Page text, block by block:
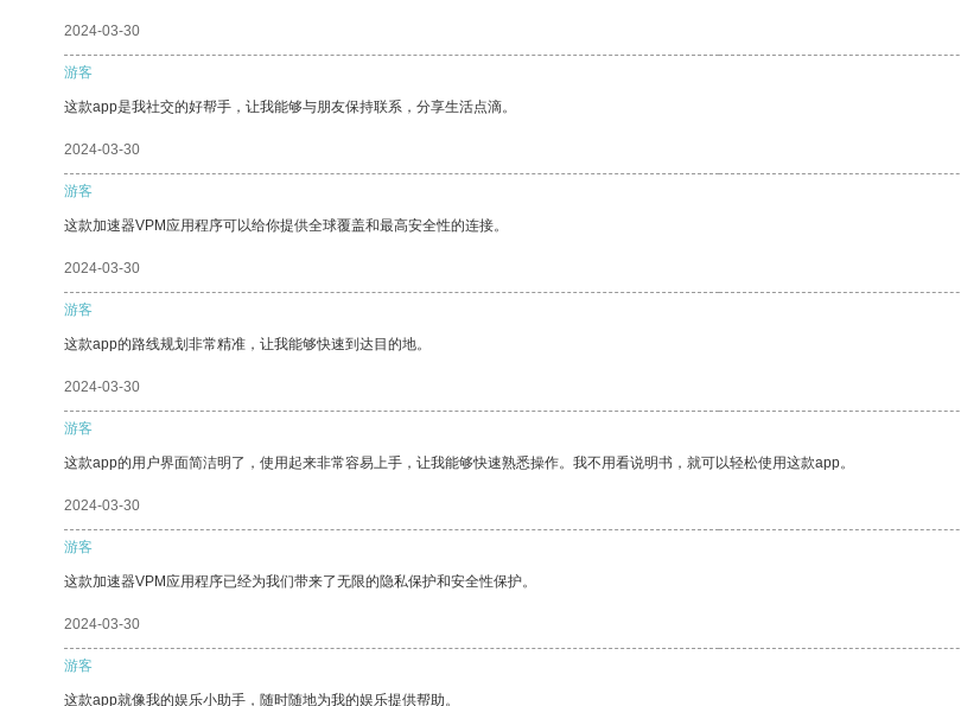
2024-03-30
游客
这款app是我社交的好帮手，让我能够与朋友保持联系，分享生活点滴。
2024-03-30
游客
这款加速器VPM应用程序可以给你提供全球覆盖和最高安全性的连接。
2024-03-30
游客
这款app的路线规划非常精准，让我能够快速到达目的地。
2024-03-30
游客
这款app的用户界面简洁明了，使用起来非常容易上手，让我能够快速熟悉操作。我不用看说明书，就可以轻松使用这款app。
2024-03-30
游客
这款加速器VPM应用程序已经为我们带来了无限的隐私保护和安全性保护。
2024-03-30
游客
这款app就像我的娱乐小助手，随时随地为我的娱乐提供帮助。